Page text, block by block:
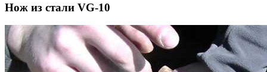
Нож из стали VG-10